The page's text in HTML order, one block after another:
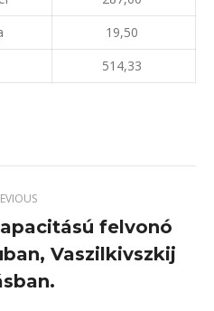
19,50
514,33
Previous
project:
felvonó
Vaszilkivszkij